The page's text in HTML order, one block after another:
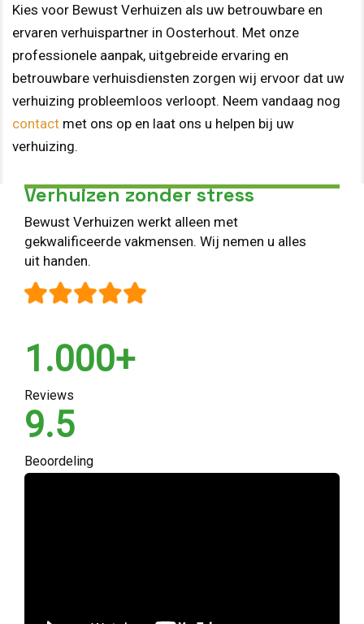
Kies voor Bewust Verhuizen als uw betrouwbare en
ervaren verhuispartner in Oosterhout. Met onze
professionele aanpak, uitgebreide ervaring en
betrouwbare verhuisdiensten zorgen wij ervoor dat uw
verhuizing probleemloos verloopt. Neem vandaag nog
contact met ons op en laat ons u helpen bij uw
verhuizing.
Verhuizen zonder stress
Bewust Verhuizen werkt alleen met
gekwalificeerde vakmensen. Wij nemen u alles
uit handen.
1.000+
Reviews
9.5
Beoordeling